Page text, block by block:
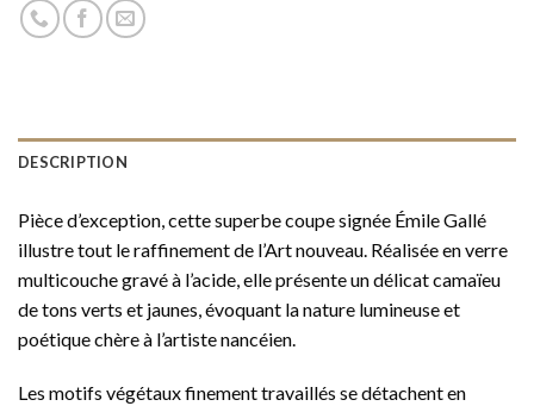
DESCRIPTION
Pièce d’exception, cette superbe coupe signée Émile Gallé
illustre tout le raffinement de l’Art nouveau. Réalisée en verre
multicouche gravé à l’acide, elle présente un délicat camaïeu
de tons verts et jaunes, évoquant la nature lumineuse et
poétique chère à l’artiste nancéien.
Les motifs végétaux finement travaillés se détachent en